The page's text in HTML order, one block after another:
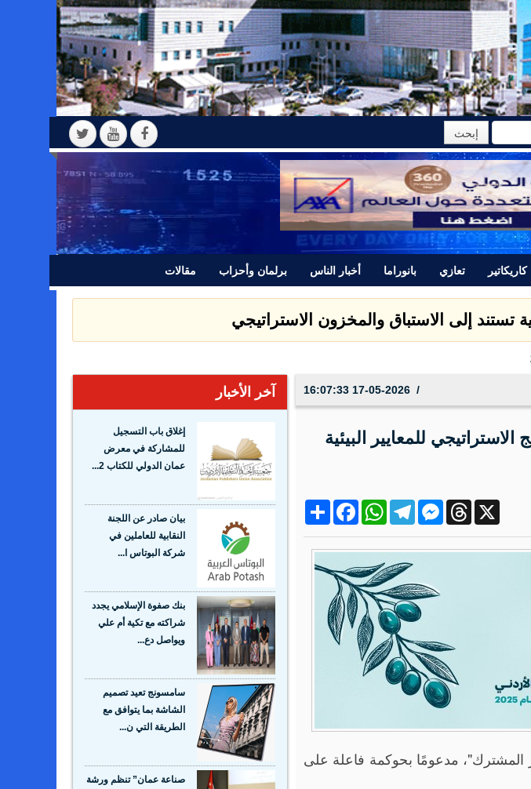
كاريكاتير تعازي بانوراما أخبار الناس برلمان وأحزاب مقالات
الذي قتل نور برغل وتصدر بيانا للرأي العام
17-05-2026 16:07:33
تقرير الاستدامة لعام 2025 ويعزز الدمج الاستراتيجي للمعايير البيئية
ShareFacebookWhatsAppTelegramMessengerThreads X
المشترك"، مدعومًا بحوكمة فاعلة على
آخر الأخبار
إغلاق باب التسجيل
للمشاركة في معرض
عمان الدولي للكتاب 2...
بيان صادر عن اللجنة
النقابية للعاملين في
شركة البوتاس ا...
بنك صفوة الإسلامي يجدد
شراكته مع تكية أم علي
ويواصل دع...
سامسونج تعيد تصميم
الشاشة بما يتوافق مع
الطريقة التي ن...
صناعة عمان” تنظم ورشة